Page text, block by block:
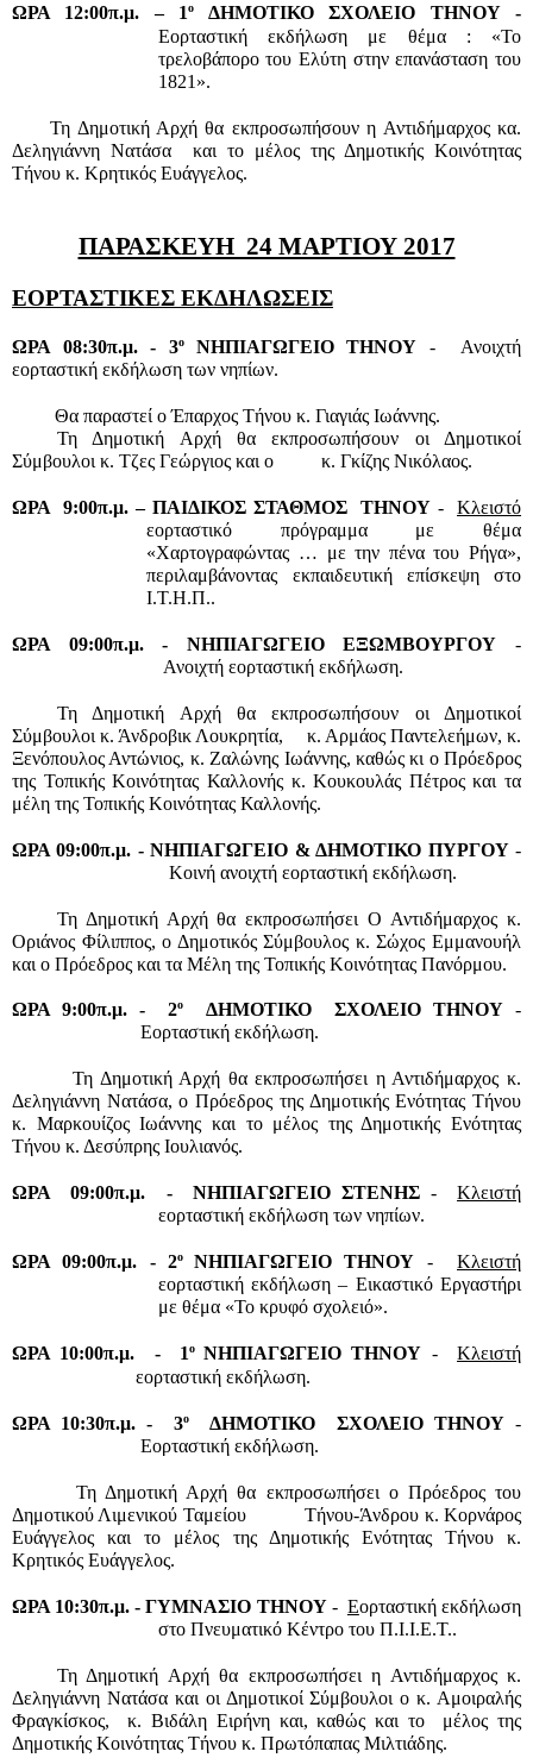
ΩΡΑ 12:00π.μ. – 1ο
Εορταστική εκδήλωση με θέμα : «Το
τρελοβάπορο του Ελύτη στην επανάσταση του
1821».
Δεληγιάννη Νατάσα  και το μέλος της Δημοτικής Κοινότητας
Τήνου κ. Κρητικός Ευάγγελος.
ΠΑΡΑΣΚΕΥΗ  24 ΜΑΡΤΙΟΥ 2017
ΕΟΡΤΑΣΤΙΚΕΣ ΕΚΔΗΛΩΣΕΙΣ
ΩΡΑ 08:30π.μ. - 3ο ΝΗΠΙΑΓΩΓΕΙΟ ΤΗΝΟΥ -  Ανοιχτή
εορταστική εκδήλωση των νηπίων.
Θα παραστεί ο Έπαρχος Τήνου κ. Γιαγιάς Ιωάννης.
Τη Δημοτική Αρχή θα εκπροσωπήσουν οι Δημοτικοί
Σύμβουλοι κ. Τζες Γεώργιος και ο          κ. Γκίζης Νικόλαος.
ΩΡΑ  9:00π.μ. – ΠΑΙΔΙΚΟΣ ΣΤΑΘΜΟΣ  ΤΗΝΟΥ - Κλειστό
εορταστικό πρόγραμμα με θέμα
«Χαρτογραφώντας … με την πένα του Ρήγα»,
περιλαμβάνοντας εκπαιδευτική επίσκεψη στο
Ι.Τ.Η.Π..
ΩΡΑ 09:00π.μ. - ΝΗΠΙΑΓΩΓΕΙΟ ΕΞΩΜΒΟΥΡΓΟΥ -
Ανοιχτή εορταστική εκδήλωση.
Τη Δημοτική Αρχή θα εκπροσωπήσουν οι Δημοτικοί
Σύμβουλοι κ. Άνδροβικ Λουκρητία,     κ. Αρμάος Παντελεήμων, κ.
Ξενόπουλος Αντώνιος, κ. Ζαλώνης Ιωάννης, καθώς κι ο Πρόεδρος
της Τοπικής Κοινότητας Καλλονής κ. Κουκουλάς Πέτρος και τα
μέλη της Τοπικής Κοινότητας Καλλονής.
ΩΡΑ 09:00π.μ. - ΝΗΠΙΑΓΩΓΕΙΟ & ΔΗΜΟΤΙΚΟ ΠΥΡΓΟΥ -
Κοινή ανοιχτή εορταστική εκδήλωση.
Τη Δημοτική Αρχή θα εκπροσωπήσει Ο Αντιδήμαρχος κ.
Οριάνος Φίλιππος, ο Δημοτικός Σύμβουλος κ. Σώχος Εμμανουήλ
και ο Πρόεδρος και τα Μέλη της Τοπικής Κοινότητας Πανόρμου.
ΩΡΑ 9:00π.μ. - 2ο ΔΗΜΟΤΙΚΟ  ΣΧΟΛΕΙΟ ΤΗΝΟΥ -
Εορταστική εκδήλωση.
Δεληγιάννη Νατάσα, ο Πρόεδρος της Δημοτικής Ενότητας Τήνου
κ. Μαρκουίζος Ιωάννης και το μέλος της Δημοτικής Ενότητας
Τήνου κ. Δεσύπρης Ιουλιανός.
ΩΡΑ  09:00π.μ.  - ΝΗΠΙΑΓΩΓΕΙΟ ΣΤΕΝΗΣ - Κλειστή
εορταστική εκδήλωση των νηπίων.
ΩΡΑ 09:00π.μ. - 2ο ΝΗΠΙΑΓΩΓΕΙΟ ΤΗΝΟΥ - Κλειστή
εορταστική εκδήλωση – Εικαστικό Εργαστήρι
με θέμα «Το κρυφό σχολειό».
ΩΡΑ 10:00π.μ.  - 1ο ΝΗΠΙΑΓΩΓΕΙΟ ΤΗΝΟΥ - Κλειστή
εορταστική εκδήλωση.
ΩΡΑ 10:30π.μ. - 3ο ΔΗΜΟΤΙΚΟ  ΣΧΟΛΕΙΟ ΤΗΝΟΥ -
Εορταστική εκδήλωση.
Δημοτικού Λιμενικού Ταμείου           Τήνου-Άνδρου κ. Κορνάρος
Ευάγγελος και το μέλος της Δημοτικής Ενότητας Τήνου κ.
Κρητικός Ευάγγελος.
ΩΡΑ 10:30π.μ. - ΓΥΜΝΑΣΙΟ ΤΗΝΟΥ - Εορταστική εκδήλωση
στο Πνευματικό Κέντρο του Π.Ι.Ι.Ε.Τ..
Τη Δημοτική Αρχή θα εκπροσωπήσει η Αντιδήμαρχος κ.
Δεληγιάννη Νατάσα και οι Δημοτικοί Σύμβουλοι ο κ. Αμοιραλής
Φραγκίσκος,  κ. Βιδάλη Ειρήνη και, καθώς και το  μέλος της
Δημοτικής Κοινότητας Τήνου κ. Πρωτόπαπας Μιλτιάδης.